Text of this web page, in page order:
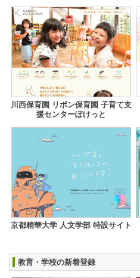
川西保育園 リボン保育園 子育て支
援センターぽけっと
京都精華大学 人文学部 特設サイト
教育・学校の新着登録